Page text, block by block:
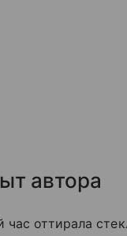
автора
оттирала